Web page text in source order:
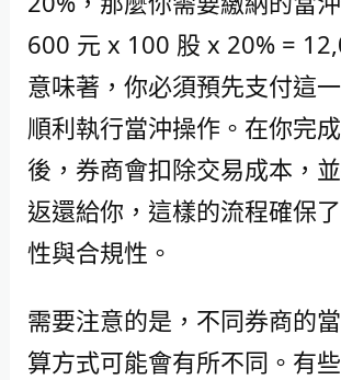
600 元 x 100 股 x 20% =
意味著，你必須預先支付這
順利執行當沖操作。在你完
後，券商會扣除交易成本，
返還給你，這樣的流程確保
性與合規性。
需要注意的是，不同券商的
算方式可能會有所不同。有